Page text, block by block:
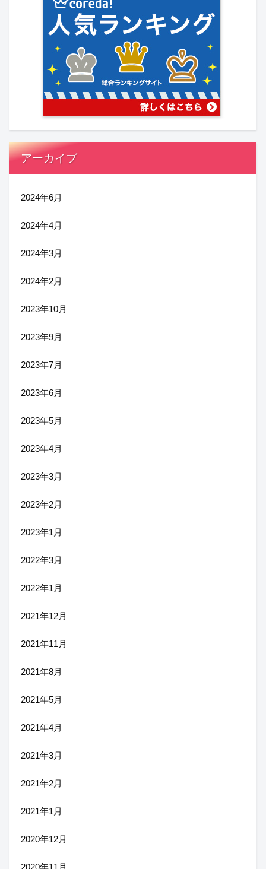
アーカイブ
2024年6月
2024年4月
2024年3月
2024年2月
2023年10月
2023年9月
2023年7月
2023年6月
2023年5月
2023年4月
2023年3月
2023年2月
2023年1月
2022年3月
2022年1月
2021年12月
2021年11月
2021年8月
2021年5月
2021年4月
2021年3月
2021年2月
2021年1月
2020年12月